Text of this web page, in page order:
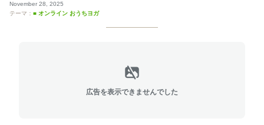
November 28, 2025
テーマ： ■ オンライン おうちヨガ
広告を表示できませんでした